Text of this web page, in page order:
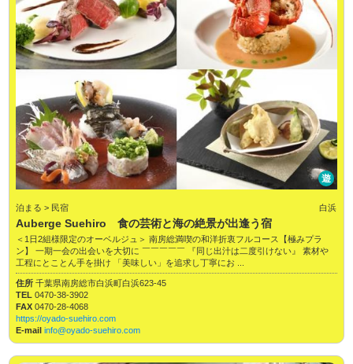
遊
泊まる > 民宿 白浜
Auberge Suehiro 食の芸術と海の絶景が出逢う宿
＜1日2組様限定のオーベルジュ＞ 南房総満喫の和洋折衷フルコース【極みプラ
ン】 一期一会の出会いを大切に ￣￣￣￣￣ 『同じ出汁は二度引けない』 素材や
工程にとことん手を掛け 「美味しい」を追求し丁寧にお ...
住所千葉県南房総市白浜町白浜623-45
TEL0470-38-3902
FAX0470-28-4068
https://oyado-suehiro.com
E-mailinfo@oyado-suehiro.com